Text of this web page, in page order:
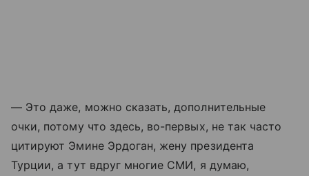
— Это даже, можно сказать, дополнительные
очки, потому что здесь, во-первых, не так часто
цитируют Эмине Эрдоган, жену президента
Турции, а тут вдруг многие СМИ, я думаю,